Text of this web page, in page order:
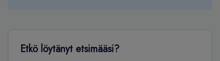
Etkö löytänyt etsimääsi?